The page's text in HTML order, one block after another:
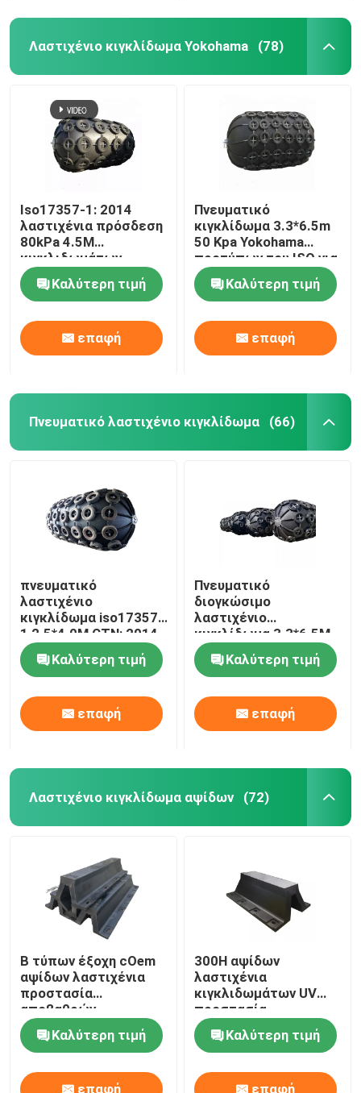
Λαστιχένιο κιγκλίδωμα Yokohama (78)
Iso17357-1: 2014
λαστιχένια πρόσδεση
80kPa 4.5M
κιγκλιδωμάτων
Yokohama
Καλύτερη τιμή
επαφή
Πνευματικό
κιγκλίδωμα 3.3*6.5m
50 Kpa Yokohama
προτύπων του ISO για
την αποβάθρα
Καλύτερη τιμή
επαφή
Πνευματικό λαστιχένιο κιγκλίδωμα (66)
πνευματικό
λαστιχένιο
κιγκλίδωμα iso17357-
1 2.5*4.0M CTN: 2014
με τη βαλβίδα
ασφάλειας
Καλύτερη τιμή
επαφή
Πνευματικό
διογκώσιμο
λαστιχένιο
κιγκλίδωμα 3.3*6.5M
80kPa ISO17357
1:2014 για τις
διαδικασίες STS
Καλύτερη τιμή
επαφή
Λαστιχένιο κιγκλίδωμα αψίδων (72)
Β τύπων έξοχη cOem
αψίδων λαστιχένια
προστασία
αποβαθρών
κιγκλιδωμάτων
θαλάσσια σταθερή
Καλύτερη τιμή
επαφή
300H αψίδων
λαστιχένια
κιγκλιδωμάτων UV
προστασία
απορρόφησης νερού
αντίστασης χαμηλή
Καλύτερη τιμή
επαφή